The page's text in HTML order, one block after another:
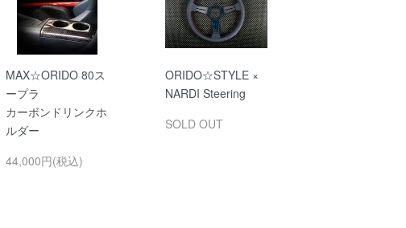
MAX☆ORIDO 80ス
ープラ
カーボンドリンクホ
ルダー
44,000円(税込)
ORIDO☆STYLE ×
NARDI Steering
SOLD OUT